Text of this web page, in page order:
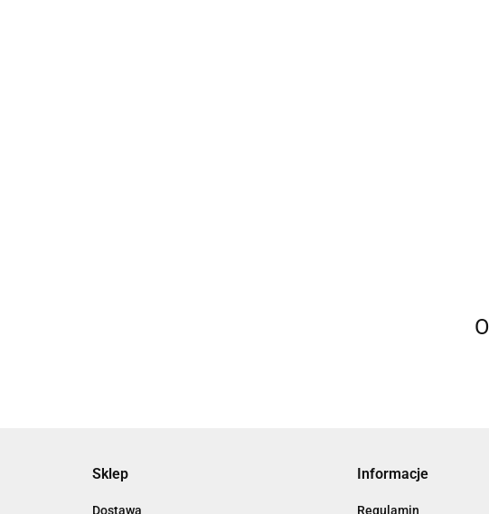
Sklep
Dostawa
Informacje
Regulamin